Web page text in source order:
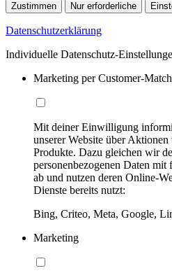
Zustimmen Nur erforderliche
Datenschutzerklärung
Individuelle Datenschutz-
Marketing per Customer-Match
Mit deiner Einwilligung
unserer Website über
Produkte. Dazu gleichen wir
personenbezogenen Daten
ab und nutzen deren Online-
Dienste bereits nutzt:
Bing, Criteo, Meta, Google,
Marketing